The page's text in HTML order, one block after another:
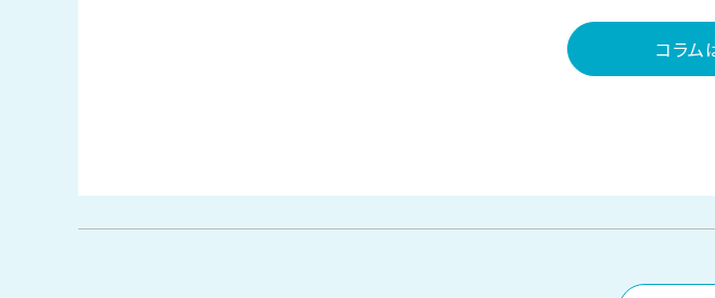
コラム